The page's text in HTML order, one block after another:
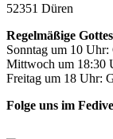
52351 Düren
Regelmäßige
Sonntag um 10 Uhr:
Mittwoch um 18:30
Freitag um 18 Uhr:
Folge uns im